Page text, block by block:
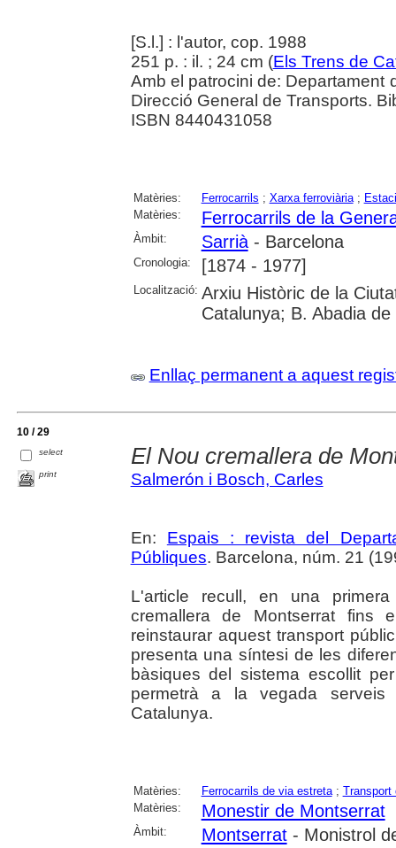
[S.l.] : l'autor, cop. 1988
251 p. : il. ; 24 cm (Els Trens de
Amb el patrocini de: Departament
Direcció General de Transports.
ISBN 8440431058
Matèries: Ferrocarrils ; Xarxa ferroviària;
Matèries:
Ferrocarrils de la
Àmbit: Sarrià- Barcelona
Cronologia: [1874 - 1977]
Localització: Arxiu Històric de la
Catalunya; B. Abadia
Enllaç permanent a aquest
10 / 29
select
print
El Nou cremallera de
Salmerón i Bosch, Carles
En: Espais : revista del
Públiques. Barcelona, núm. 21
L'article recull, en una
cremallera de Montserrat fins
reinstaurar aquest transport
presenta una síntesi de les
bàsiques del sistema escollit
permetrà a la vegada
Catalunya.
Matèries: Ferrocarrils de via estreta; Transport
Matèries:
Monestir de Montserrat
Àmbit: Montserrat- Monistrol